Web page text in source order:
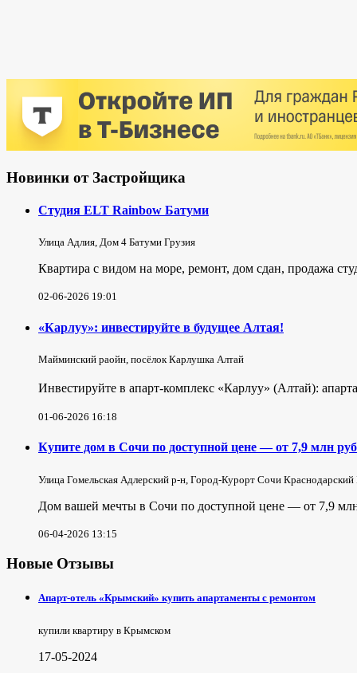
Новинки от Застройщика
Студия ELT Rainbow Батуми
Улица Адлия, Дом 4 Батуми Грузия
Квартира с видом на море, ремонт, дом сдан, продажа
02-06-2026 19:01
«Карлуу»: инвестируйте в будущее Алтая!
Майминский раойн, посёлок Карлушка Алтай
Инвестируйте в апарт-комплекс «Карлуу» (Алтай):
01-06-2026 16:18
Купите дом в Сочи по доступной цене — от 7,9 млн
Улица Гомельская Адлерский р-н, Город-Курорт Сочи
Дом вашей мечты в Сочи по доступной цене — от 7,9
06-04-2026 13:15
Новые Отзывы
Апарт-отель «Крымский» купить апартаменты с ремонтом
купили квартиру в Крымском
17-05-2024